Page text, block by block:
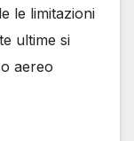
le limitazioni
ultime si
aereo